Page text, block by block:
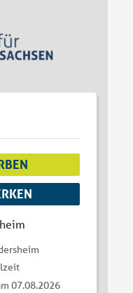
07.08.2026